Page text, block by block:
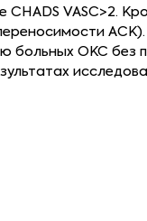
VASC>2.
больных ОКС без